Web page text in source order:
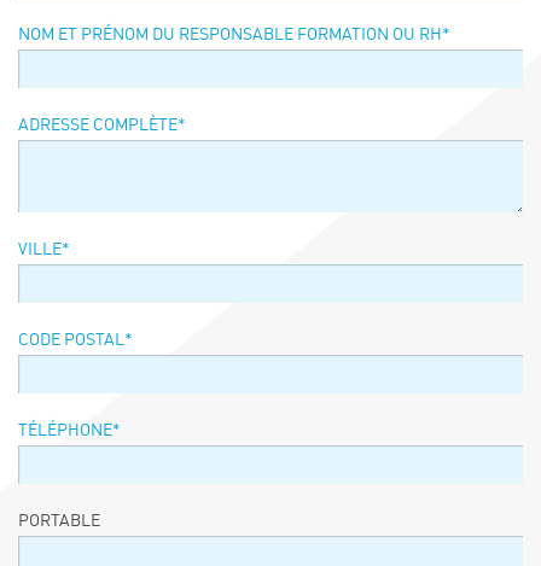
Contacts
NOM ET PRÉNOM DU RESPONSABLE FORMATION OU RH *
ADRESSE COMPLÈTE*
VILLE*
CODE POSTAL*
TÉLÉPHONE*
PORTABLE